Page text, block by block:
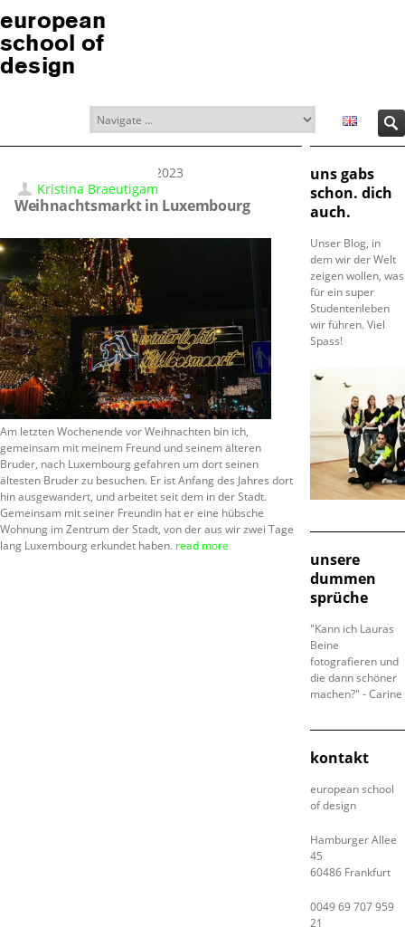
european
school of
design
30.12.2023
Kristina Braeutigam
Weihnachtsmarkt in Luxembourg
Am letzten Wochenende vor Weihnachten bin ich,
gemeinsam mit meinem Freund und seinem älteren
Bruder, nach Luxembourg gefahren um dort seinen
ältesten Bruder zu besuchen. Er ist Anfang des Jahres dort
hin ausgewandert, und arbeitet seit dem in der Stadt.
Gemeinsam mit seiner Freundin hat er eine hübsche
Wohnung im Zentrum der Stadt, von der aus wir zwei Tage
lang Luxembourg erkundet haben. read more
uns gabs
schon. dich
auch.
Unser Blog, in
dem wir der Welt
zeigen wollen, was
für ein super
Studentenleben
wir führen. Viel
Spass!
unsere
dummen
sprüche
"Kann ich Lauras
Beine
fotografieren und
die dann schöner
machen?" - Carine
kontakt
european school
of design
Hamburger Allee
45
60486 Frankfurt
0049 69 707 959
21